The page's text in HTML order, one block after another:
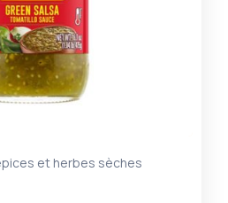
et herbes sèches